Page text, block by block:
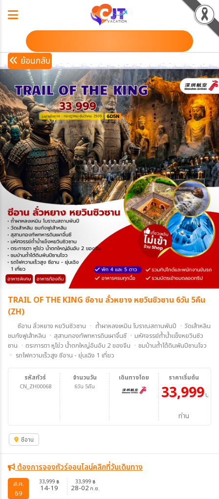
ย้อนกลับ
TRAIL OF THE KING ซีอาน ลั่วหยาง หยวินซิวซาน 6วัน 5คืน
(ZH)
ซีอาน ลั่วหยาง หยวินซิวซาน ㆍ ถ้ำผาหลงเหมิน โบราณสถานพันปี ㆍวัดเส้าหลิน
ชมกังฟูเส้าหลิน ㆍสุสานกองทัพทหารดินเผาจิ๋นซี ㆍมหัศจรรย์ถ้ำน้ำแข็งหยวินซิว
ซาน ㆍตระการตา หูโข่ว น้ำตกใหญ่อันอับ 2 ของจีน ㆍชมบ้านถ้ำไต้ดินพันปีซานโจว
ㆍ รถไฟความเร็วสูง ซีอาน - ยุ่นเฉิง 1 เที่ยว
รหัสทัวร์
CN_ZH00068
จำนวนวัน
6วัน 5คืน
ราคาเริ่มต้น
33,999บาท/
ท่าน
เดินทางโดย
ซีอาน
ต้องการจองทัวร์ออนไลน์คลิกที่วันเดินทาง
ส.ค.
69
33,999 ฿
14-19
33,999 ฿
28-02 ก.ย.